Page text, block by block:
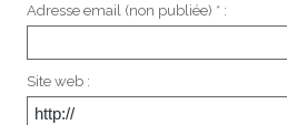
Adresse email (non publiée) * :
Site web :